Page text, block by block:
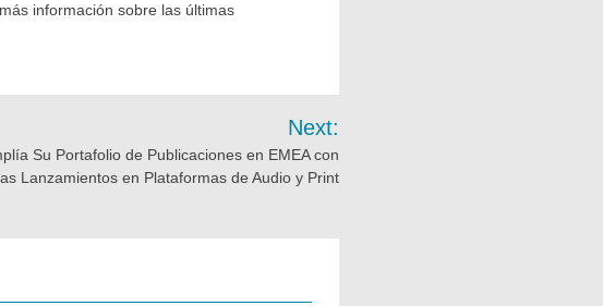
información sobre las últimas
Next:
Su Portafolio de Publicaciones en EMEA con
Lanzamientos en Plataformas de Audio y Print